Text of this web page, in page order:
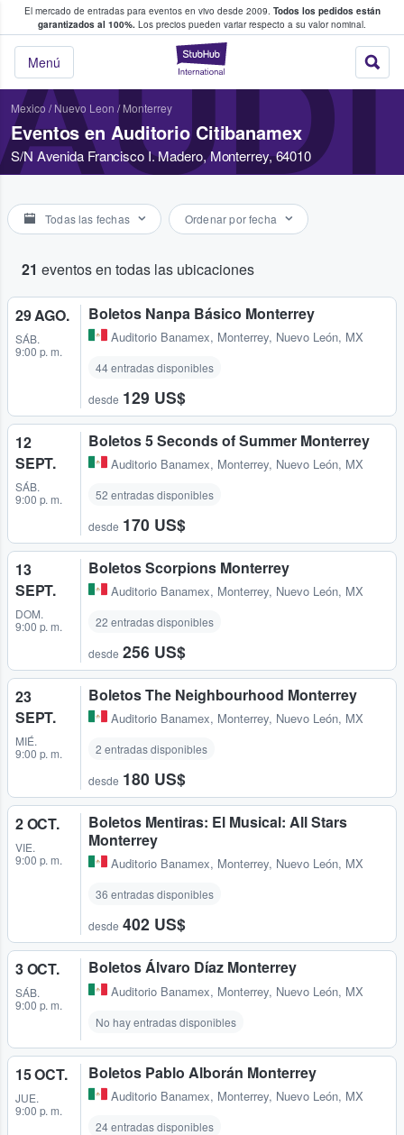
El mercado de entradas para eventos en vivo desde 2009. Todos los pedidos están
garantizados al 100%. Los precios pueden variar respecto a su valor nominal.
StubHub:
Menú
y venta de entradas entre fans
Mexico / Nuevo Leon / Monterrey
Eventos en Auditorio Citibanamex
S/N Avenida Francisco I. Madero, Monterrey, 64010
Todas las fechas Ordenar por fecha
21 eventos en todas las ubicaciones
29 AGO.
SÁB.
9:00 p. m.
Boletos Nanpa Básico Monterrey
Auditorio Banamex, Monterrey, Nuevo León, MX
44 entradas disponibles
desde 129 US$
12
SEPT.
SÁB.
9:00 p. m.
Boletos 5 Seconds of Summer Monterrey
Auditorio Banamex, Monterrey, Nuevo León, MX
52 entradas disponibles
desde 170 US$
13
SEPT.
DOM.
9:00 p. m.
Boletos Scorpions Monterrey
Auditorio Banamex, Monterrey, Nuevo León, MX
22 entradas disponibles
desde 256 US$
23
SEPT.
MIÉ.
9:00 p. m.
Boletos The Neighbourhood Monterrey
Auditorio Banamex, Monterrey, Nuevo León, MX
2 entradas disponibles
desde 180 US$
2 OCT.
VIE.
9:00 p. m.
Boletos Mentiras: El Musical: All Stars
Monterrey
Auditorio Banamex, Monterrey, Nuevo León, MX
36 entradas disponibles
desde 402 US$
3 OCT.
SÁB.
9:00 p. m.
Boletos Álvaro Díaz Monterrey
Auditorio Banamex, Monterrey, Nuevo León, MX
No hay entradas disponibles
15 OCT.
JUE.
9:00 p. m.
Boletos Pablo Alborán Monterrey
Auditorio Banamex, Monterrey, Nuevo León, MX
24 entradas disponibles